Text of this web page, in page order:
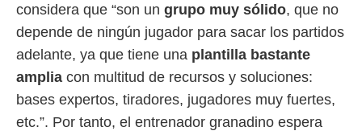
traten tus
en
interés
a lo que
Para
su
u
considera que “son un grupo muy sólido, que no
depende de ningún jugador para sacar los partidos
adelante, ya que tiene una plantilla bastante
amplia con multitud de recursos y soluciones:
bases expertos, tiradores, jugadores muy fuertes,
etc.”. Por tanto, el entrenador granadino espera